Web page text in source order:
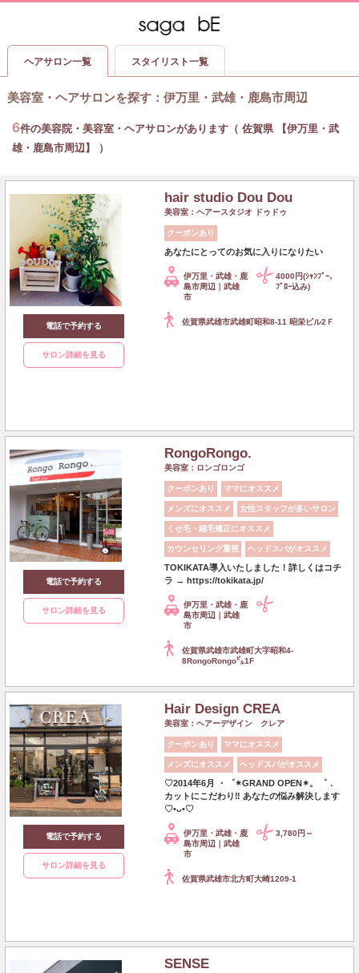
ヘアサロン一覧 スタイリスト一覧
美容室・ヘアサロンを探す： 伊万里・武雄・鹿島市周辺
6件の美容院・美容室・ヘアサロンがあります（ 佐賀県 【伊万里・武
雄・鹿島市周辺】 ）
電話で予約する
サロン詳細を見る
hair studio Dou Dou
美容室：ヘアースタジオ ドゥドゥ
クーポンあり
あなたにとってのお気に入りになりたい
伊万里・武雄・鹿
島市周辺｜武雄
市
4000円(ｼｬﾝﾌﾟｰ､
ﾌﾞﾛｰ込み)
佐賀県武雄市武雄町昭和8-11 昭栄ビル2Ｆ
電話で予約する
サロン詳細を見る
RongoRongo.
美容室：ロンゴロンゴ
クーポンあり ママにオススメ
メンズにオススメ 女性スタッフが多いサロン
くせ毛・縮毛矯正にオススメ
カウンセリング重視 ヘッドスパがオススメ
TOKIKATA導入いたしました！詳しくはコチ
ラ → https://tokikata.jp/
伊万里・武雄・鹿
島市周辺｜武雄
市
佐賀県武雄市武雄町大字昭和4-
8RongoRongo㌱1F
電話で予約する
サロン詳細を見る
Hair Design CREA
美容室：ヘアーデザイン クレア
クーポンあり ママにオススメ
メンズにオススメ ヘッドスパがオススメ
♡2014年6月 ・゜✴︎GRAND OPEN✴︎。゜．
カットにこだわり‼︎ あなたの悩み解決します
♡•ᴗ•♡
伊万里・武雄・鹿
島市周辺｜武雄
市
3,780円～
佐賀県武雄市北方町大崎1209-1
SENSE